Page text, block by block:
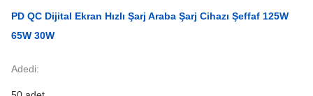
PD QC Dijital Ekran Hızlı Şarj Araba Şarj Cihazı Şeffaf 125W
65W 30W
Adedi: